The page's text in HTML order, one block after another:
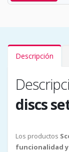
Descripción
discs
Los productos
funcionalidad y